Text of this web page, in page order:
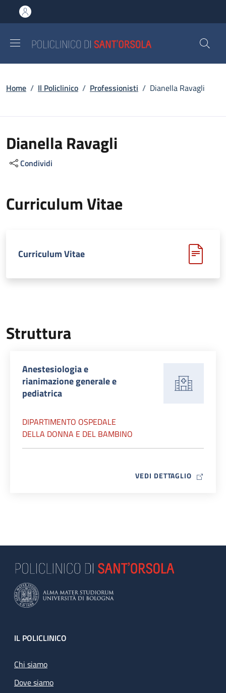
al contenuto principale
to footer content
Briciole di pane
Home / Il Policlinico / Professionisti / Dianella Ravagli
Dianella Ravagli
Condividi
Curriculum Vitae
Curriculum Vitae
Struttura
Anestesiologia e
rianimazione generale e
pediatrica
DIPARTIMENTO OSPEDALE
DELLA DONNA E DEL BAMBINO
VEDI DETTAGLIO MAP ICON
Footer
IL POLICLINICO
Chi siamo
Dove siamo